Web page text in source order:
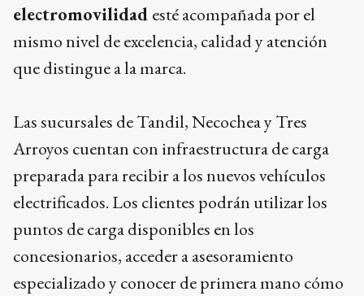
electromovilidad esté acompañada por el
mismo nivel de excelencia, calidad y atención
que distingue a la marca.
Las sucursales de Tandil, Necochea y Tres
Arroyos cuentan con infraestructura de carga
preparada para recibir a los nuevos vehículos
electrificados. Los clientes podrán utilizar los
puntos de carga disponibles en los
concesionarios, acceder a asesoramiento
especializado y conocer de primera mano cómo